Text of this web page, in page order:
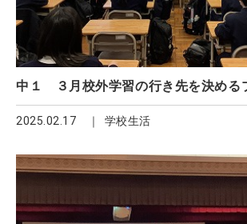
中１ ３月校外学習の行き先を決める
2025.02.17 学校生活